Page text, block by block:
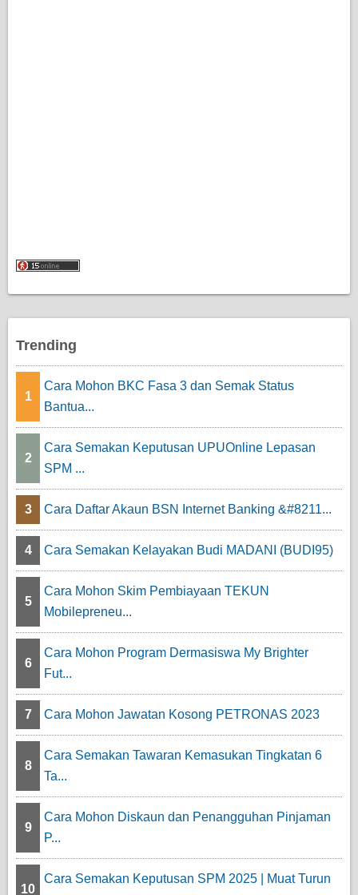
Trending
1
Cara Mohon BKC Fasa 3 dan Semak Status
Bantua...
2
Cara Semakan Keputusan UPUOnline Lepasan
SPM ...
3 Cara Daftar Akaun BSN Internet Banking &#8211...
4 Cara Semakan Kelayakan Budi MADANI (BUDI95)
5
Cara Mohon Skim Pembiayaan TEKUN
Mobilepreneu...
6
Cara Mohon Program Dermasiswa My Brighter
Fut...
7 Cara Mohon Jawatan Kosong PETRONAS 2023
8
Cara Semakan Tawaran Kemasukan Tingkatan 6
Ta...
9
Cara Mohon Diskaun dan Penangguhan Pinjaman
P...
10
Cara Semakan Keputusan SPM 2025 | Muat Turun